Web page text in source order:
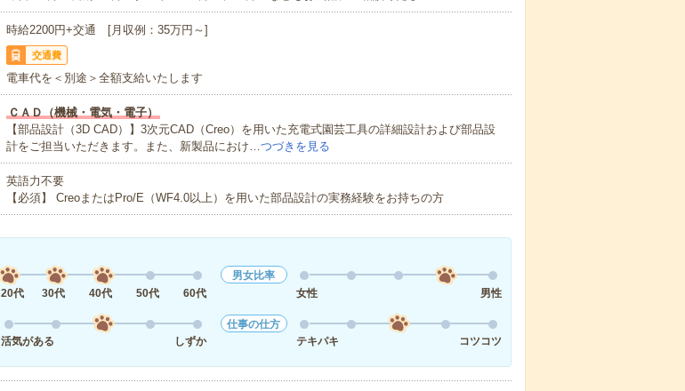
時給2200円+交通 [月収例：35万円～]
交通費
電車代を＜別途＞全額支給いたします
ＣＡＤ（機械・電気・電子）
【部品設計（3D CAD）】3次元CAD（Creo）を用いた充電式園芸工具の詳細設計および部品設
計をご担当いただきます。また、新製品におけ…つづきを見る
英語力不要
【必須】 CreoまたはPro/E（WF4.0以上）を用いた部品設計の実務経験をお持ちの方
20代
30代 40代 50代 60代
男女比率
女性
男性
活気がある
しずか
仕事の仕方
テキパキ
コツコツ